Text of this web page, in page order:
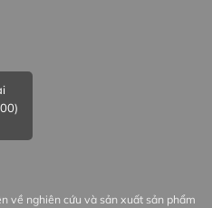
về nghiên cứu và sản xuất sản phẩm